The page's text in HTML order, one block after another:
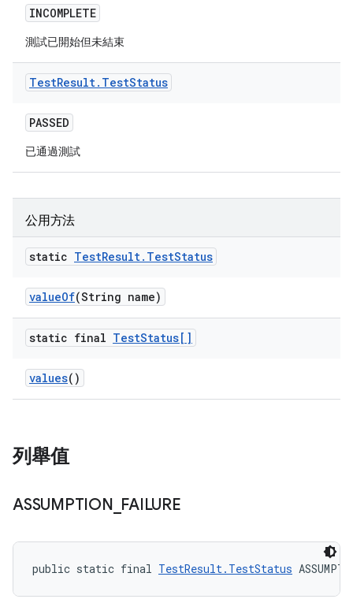
INCOMPLETE
測試已開始但未結束
TestResult. TestStatus
PASSED
已通過測試
公用方法
static TestResult. TestStatus
valueOf(String name)
static final TestStatus[]
values()
列舉值
ASSUMPTION FAILURE
public static final TestResult.TestStatus